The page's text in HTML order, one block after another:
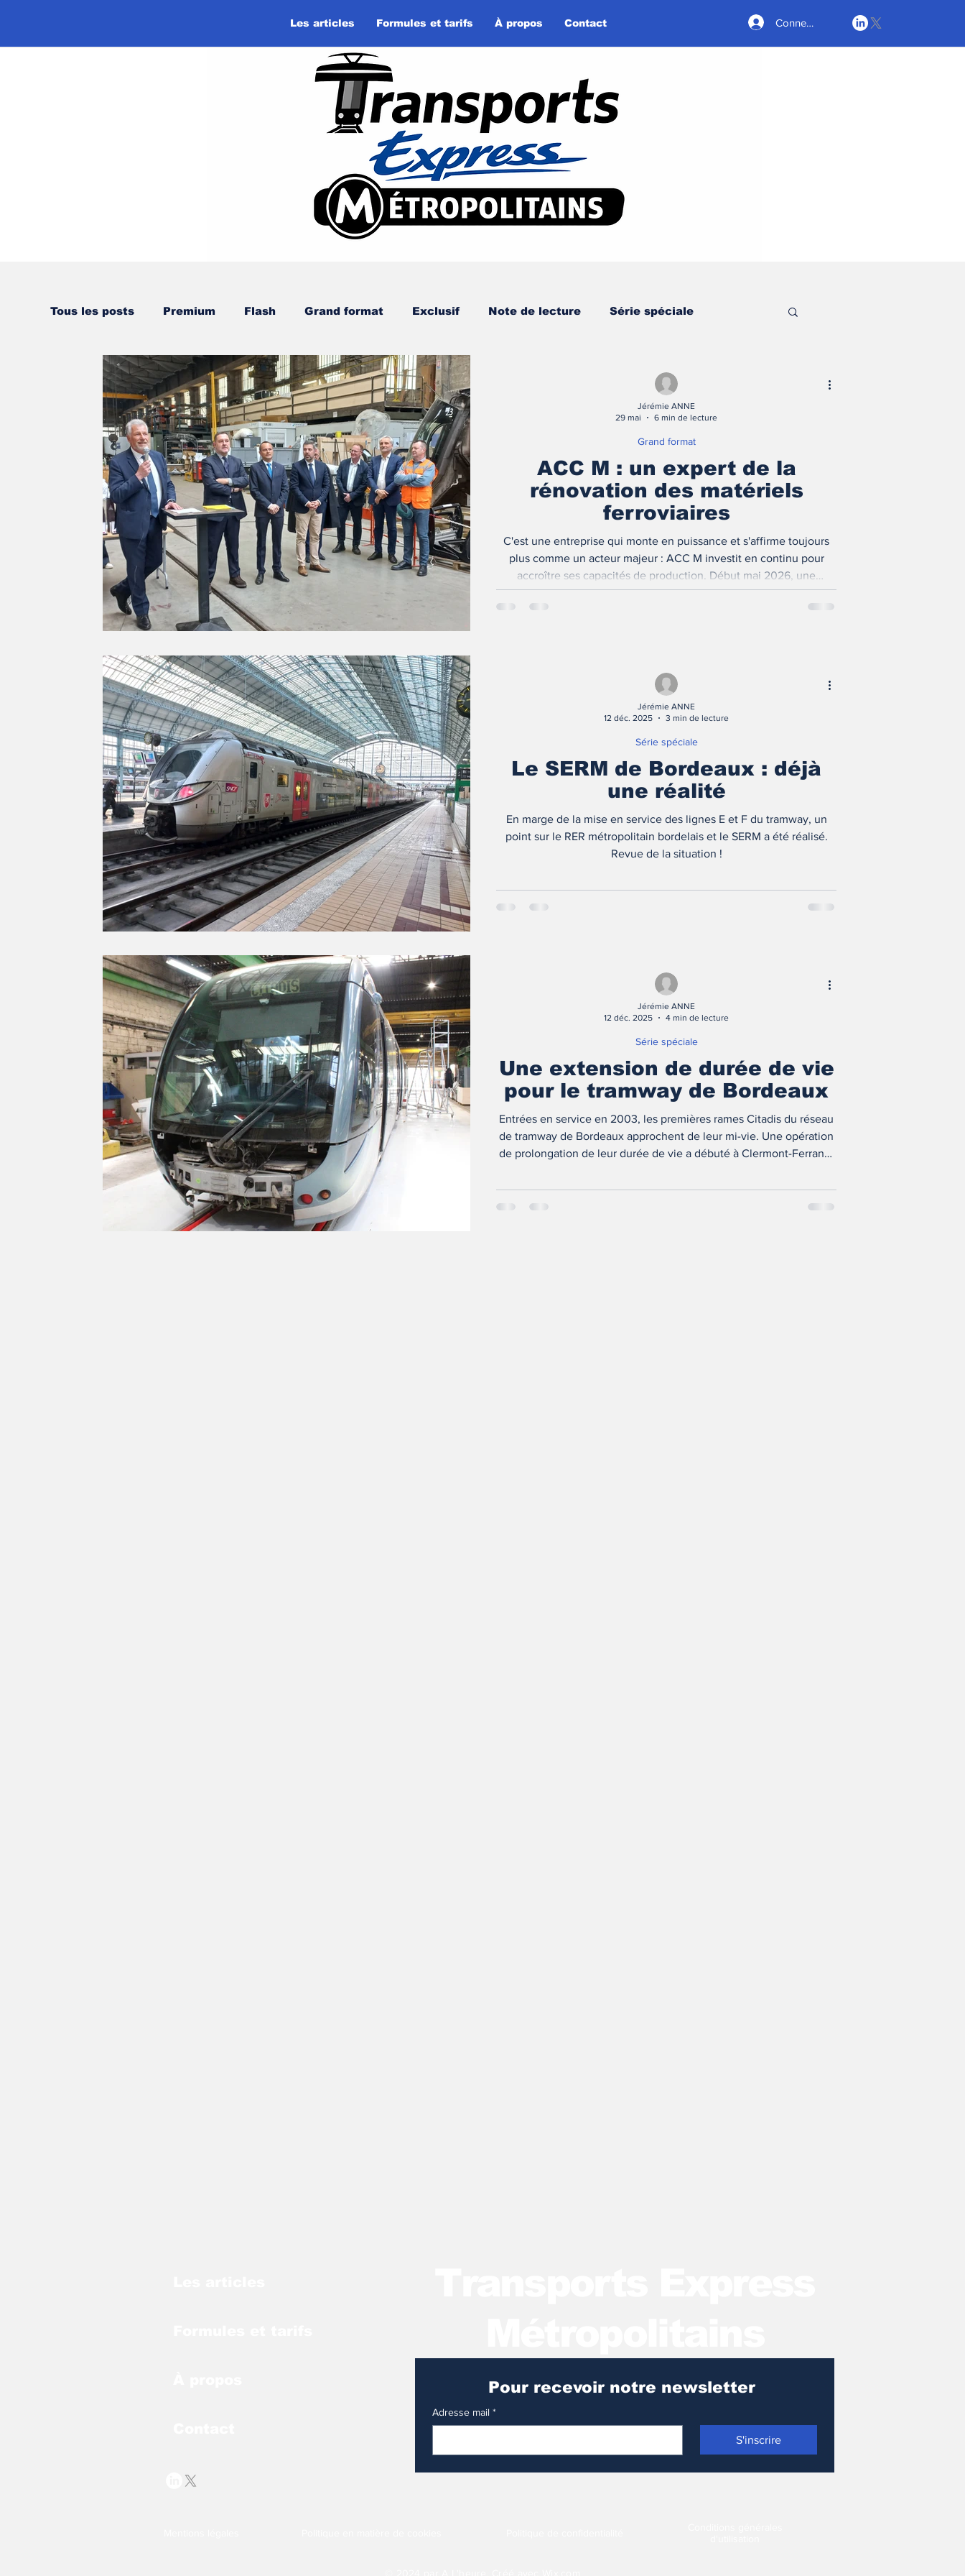
Les articles Formules et tarifs À propos Contact Connexion
Tous les posts Premium Flash Grand format Exclusif Note de lecture Série spéciale
Série d'été
ACC M : un expert de la
rénovation des matériels
ferroviaires
C'est une entreprise qui monte en puissance et s'affirme toujours
plus comme un acteur majeur : ACC M investit en continu pour
accroître ses capacités de production. Début mai 2026, une
nouvelle cabine de peinture a été inaugurée. Focus sur cette
Grand format
Jérémie ANNE
29 mai
6 min de lecture
Le SERM de Bordeaux : déjà
une réalité
En marge de la mise en service des lignes E et F du tramway, un
point sur le RER métropolitain bordelais et le SERM a été réalisé.
Revue de la situation !
Série spéciale
Jérémie ANNE
12 déc. 2025
3 min de lecture
Une extension de durée de vie
pour le tramway de Bordeaux
Entrées en service en 2003, les premières rames Citadis du réseau
de tramway de Bordeaux approchent de leur mi-vie. Une opération
de prolongation de leur durée de vie a débuté à Clermont-Ferrand.
visité la rame en exclusivité. Un an plus tard, TEM revient sur cette
Série spéciale
Jérémie ANNE
12 déc. 2025
4 min de lecture
Pour recevoir notre newsletter
Adresse mail *
S'inscrire